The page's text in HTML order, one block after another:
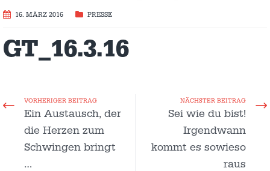
16. MÄRZ 2016 PRESSE
GT_16.3.16
VORHERIGER BEITRAG
Ein Austausch, der
die Herzen zum
Schwingen bringt
…
NÄCHSTER BEITRAG
Sei wie du bist!
Irgendwann
kommt es sowieso
raus